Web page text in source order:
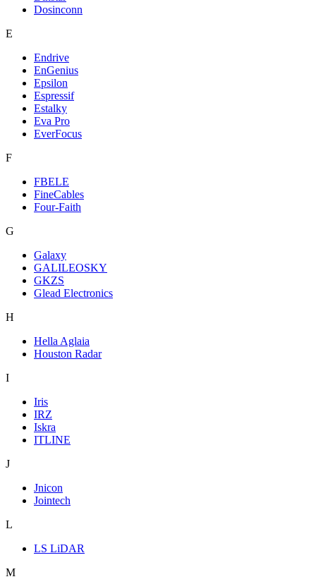
Dosinconn
E
Endrive
EnGenius
Epsilon
Espressif
Estalky
Eva Pro
EverFocus
F
FBELE
FineCables
Four-Faith
G
Galaxy
GALILEOSKY
GKZS
Glead Electronics
H
Hella Aglaia
Houston Radar
I
Iris
IRZ
Iskra
ITLINE
J
Jnicon
Jointech
L
LS LiDAR
M